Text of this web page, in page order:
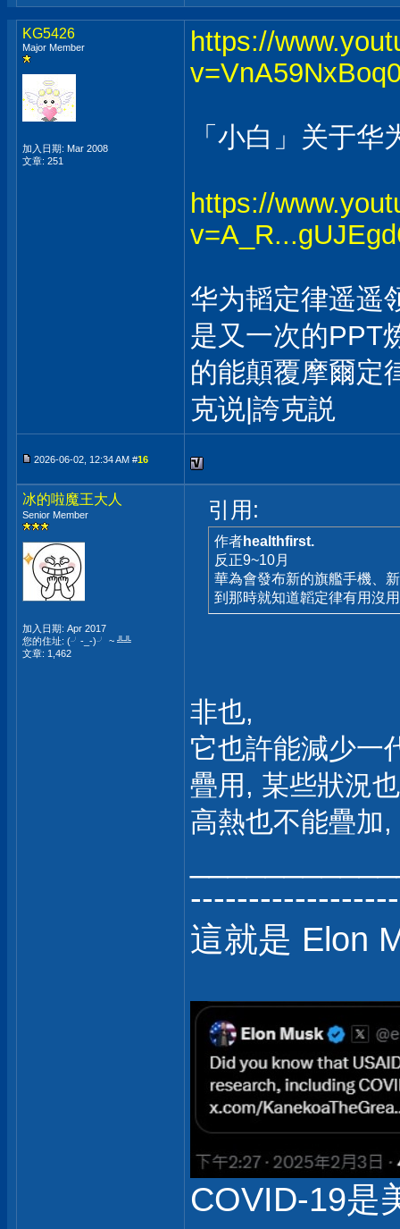
KG5426
Major Member
加入日期: Mar 2008
文章: 251
https://
「小白」关于
https://
华为韬定律遥遥
是又一次的PPT
的能顛覆摩爾定
克说|誇克説
2026-06-02, 12:34 AM #16
冰的啦魔王大人
Senior Member
加入日期: Apr 2017
您的住址: (╯-_-)╯ ~ ╩╩
文章: 1,462
引用:
作者healthfirst.
反正9~10月
華為會發布新的旗艦手機、
到那時就知道韜定律有用沒
非也,
它也許能減少一
疊用, 某些狀況
高熱也不能疊加
這就是 Elon
COVID-19是